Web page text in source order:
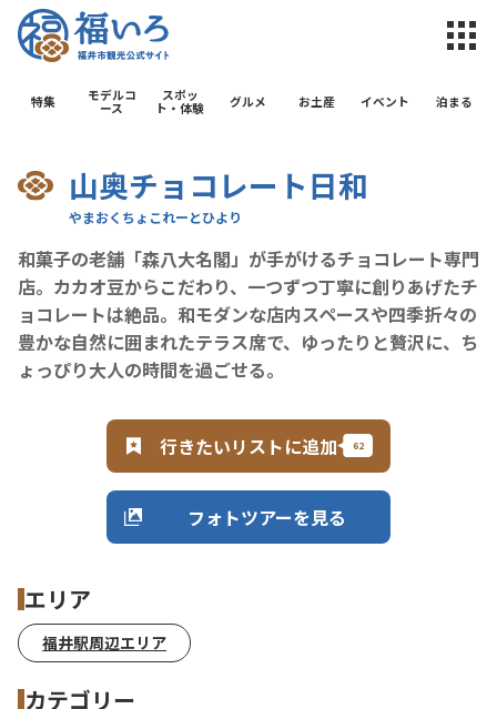
福井市観光
特集
モデルコ
ース
スポッ
ト・体験
グルメ お土産 イベント 泊まる
山奥チョコレート日和
和菓子の老舗「森八大名閣」が手がけるチョコレート専門
店。カカオ豆からこだわり、一つずつ丁寧に創りあげたチ
ョコレートは絶品。和モダンな店内スペースや四季折々の
豊かな自然に囲まれたテラス席で、ゆったりと贅沢に、ち
ょっぴり大人の時間を過ごせる。
行きたいリストに追加
フォトツアーを見る
エリア
福井駅周辺エリア
カテゴリー